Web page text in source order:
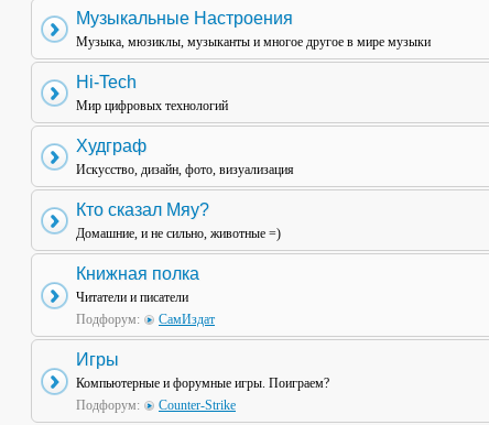
Музыкальные Настроения
Музыка, мюзиклы, музыканты и многое другое в мире музыки
Hi-Tech
Мир цифровых технологий
Худграф
Искусство, дизайн, фото, визуализация
Кто сказал Мяу?
Домашние, и не сильно, животные =)
Книжная полка
Читатели и писатели
Подфорум:
СамИздат
Игры
Компьютерные и форумные игры. Поиграем?
Подфорум:
Counter-Strike